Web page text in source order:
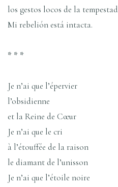
los gestos locos de la tempestad
Mi rebelión está intacta.
* * *
Je n’ai que l’épervier
l’obsidienne
et la Reine de Cœur
Je n’ai que le cri
à l’étouffée de la raison
le diamant de l’unisson
Je n’ai que l’étoile noire